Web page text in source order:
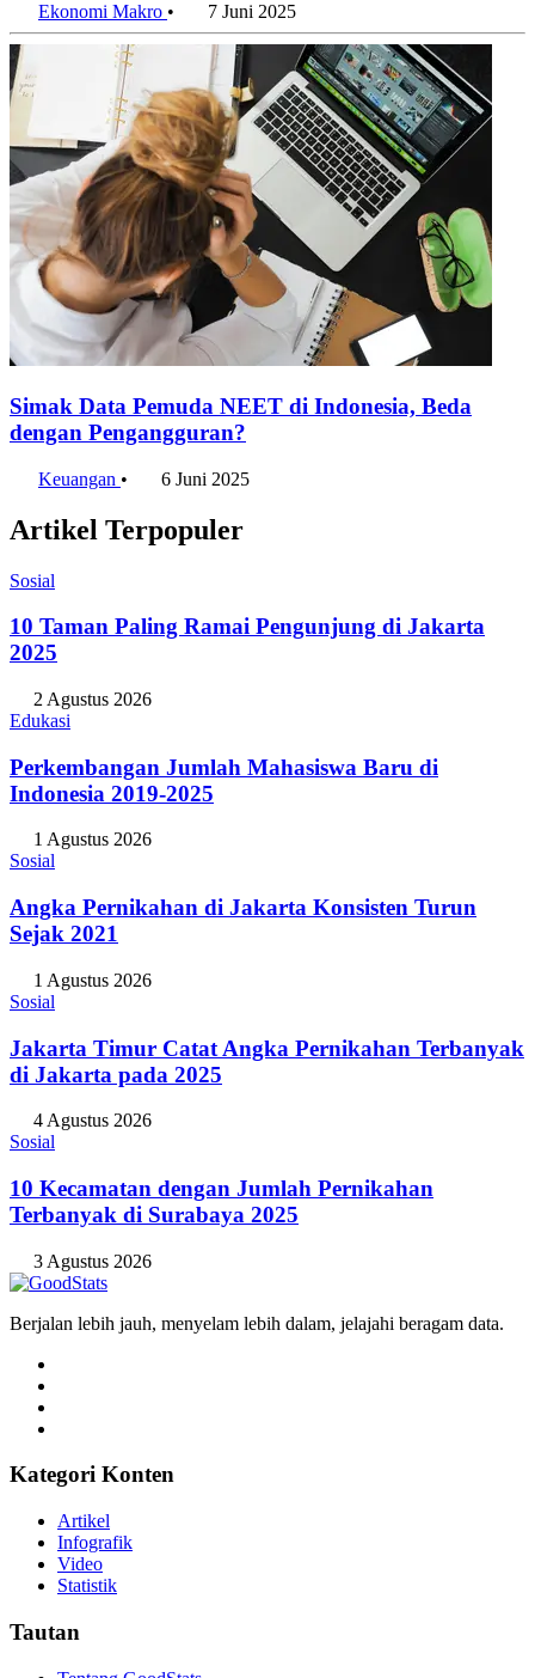
Ekonomi Makro • 7 Juni 2025
Simak Data Pemuda NEET di Indonesia, Beda
dengan Pengangguran?
Keuangan • 6 Juni 2025
Artikel Terpopuler
Sosial
10 Taman Paling Ramai Pengunjung di Jakarta
2025
2 Agustus 2026
Edukasi
Perkembangan Jumlah Mahasiswa Baru di
Indonesia 2019-2025
1 Agustus 2026
Sosial
Angka Pernikahan di Jakarta Konsisten Turun
Sejak 2021
1 Agustus 2026
Sosial
Jakarta Timur Catat Angka Pernikahan Terbanyak
di Jakarta pada 2025
4 Agustus 2026
Sosial
10 Kecamatan dengan Jumlah Pernikahan
Terbanyak di Surabaya 2025
3 Agustus 2026
Berjalan lebih jauh, menyelam lebih dalam, jelajahi beragam data.
Kategori Konten
Artikel
Infografik
Video
Statistik
Tautan